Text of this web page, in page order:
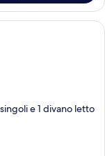
da letto con un
e 1 divano letto